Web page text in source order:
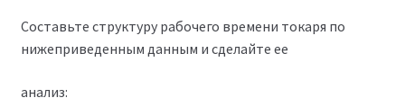
Составьте структуру рабочего времени токаря по
нижеприведенным данным и сделайте ее
анализ: